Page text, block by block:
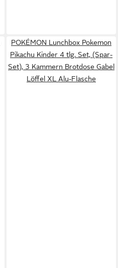
POKÉMON Lunchbox Pokemon
Pikachu Kinder 4 tlg. Set, (Spar-
Set), 3 Kammern Brotdose Gabel
Löffel XL Alu-Flasche